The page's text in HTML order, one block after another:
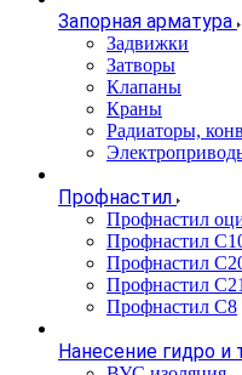
Запорная арматура
Задвижки
Затворы
Клапаны
Краны
Радиаторы,
Профнастил
Профнастил
Профнастил
Профнастил
Профнастил С21
Профнастил С8
Нанесение гидро и